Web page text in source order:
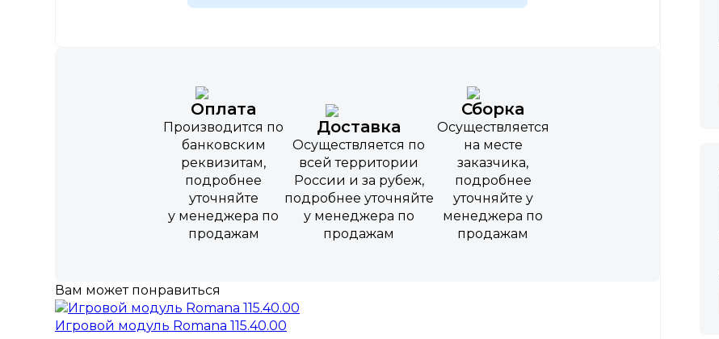
Оплата
Производится по
банковским
реквизитам,
подробнее
уточняйте
у менеджера по
продажам
Доставка
Осуществляется по
всей территории
России и за рубеж,
подробнее уточняйте
у менеджера по
продажам
Сборка
Осуществляется
на месте
заказчика,
подробнее
уточняйте у
менеджера по
продажам
Вам может понравиться
Игровой модуль Romana 115.40.00